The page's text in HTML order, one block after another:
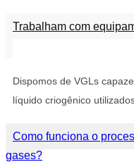
Trabalham com
Dispomos de VGLs
líquido criogênico
Como funciona o
gases?